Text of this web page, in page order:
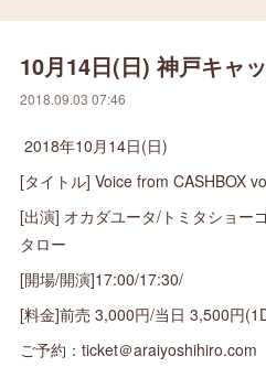
10月14日(日) 神戸キャ
2018.09.03 07:46
2018年10月14日(日)
[タイトル] Voice from CASHBOX
[出演] オカダユータ/トミタショー
タロー
[開場/開演]17:00/17:30/
[料金]前売 3,000円/当日 3,500円
ご予約：ticket＠araiyoshihiro.com